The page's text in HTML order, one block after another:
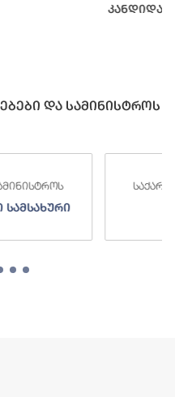
და სამინისტროს
სამსახური